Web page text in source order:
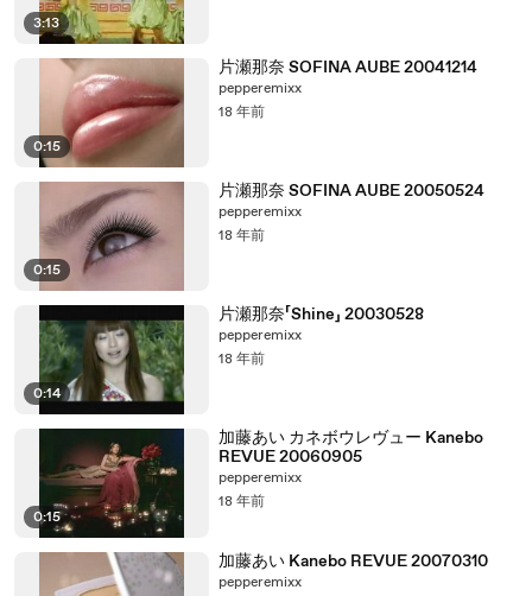
3:13
0:15
片瀬那奈 SOFINA AUBE 20041214
pepperemixx
18 年前
0:15
片瀬那奈 SOFINA AUBE 20050524
pepperemixx
18 年前
0:14
片瀬那奈「Shine」 20030528
pepperemixx
18 年前
0:15
加藤あい カネボウレヴュー Kanebo
REVUE 20060905
pepperemixx
18 年前
加藤あい Kanebo REVUE 20070310
pepperemixx